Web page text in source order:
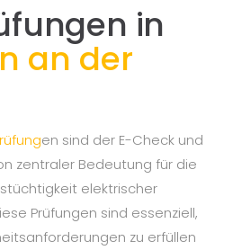
in
an der
en sind der E-Check und
zentraler Bedeutung für die
elektrischer
Prüfungen sind essenziell,
zu erfüllen